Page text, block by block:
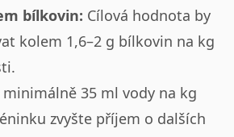
bílkovin: Cílová hodnota by
kolem 1,6–2 g bílkovin na kg
35 ml vody na kg
zvyšte příjem o dalších